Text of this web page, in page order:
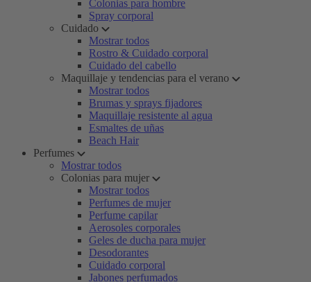
Colonias para hombre
Spray corporal
Cuidado
Mostrar todos
Rostro & Cuidado corporal
Cuidado del cabello
Maquillaje y tendencias para el verano
Mostrar todos
Brumas y sprays fijadores
Maquillaje resistente al agua
Esmaltes de uñas
Beach Hair
Perfumes
Mostrar todos
Colonias para mujer
Mostrar todos
Perfumes de mujer
Perfume capilar
Aerosoles corporales
Geles de ducha para mujer
Desodorantes
Cuidado corporal
Jabones perfumados